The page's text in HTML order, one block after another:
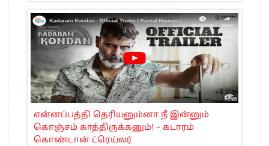
என்னப்பத்தி தெரியனும்னா நீ இன்னும்
கொஞ்சம் காத்திருக்கனும்! – கடாரம்
கொண்டான் ட்ரெய்லர்